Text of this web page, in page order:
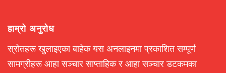
हाम्रो अनुरोध
स्रोतहरू खुलाइएका बाहेक यस अनलाइनमा प्रकाशित सम्पूर्ण
सामग्रीहरू आहा सञ्चार साप्ताहिक र आहा सञ्चार डटकमका